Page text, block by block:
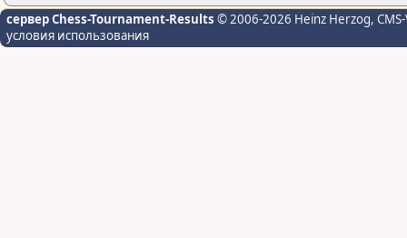
сервер Chess-Tournament-Results © 2006-2026 Heinz Herzog,
условия использования